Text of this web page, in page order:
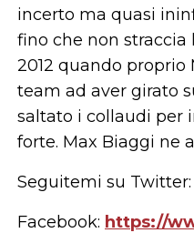
incerto ma quasi
fino che non straccia
2012 quando
team ad aver girato
saltato i collaudi per
forte. Max Biaggi ne
Seguitemi su Twitter:
Facebook: https://